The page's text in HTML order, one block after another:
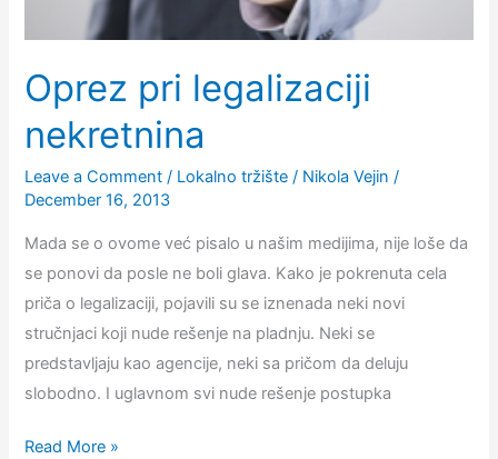
Oprez pri legalizaciji
nekretnina
Leave a Comment / Lokalno tržište / Nikola Vejin/
December 16, 2013
Mada se o ovome već pisalo u našim medijima, nije loše da
se ponovi da posle ne boli glava. Kako je pokrenuta cela
priča o legalizaciji, pojavili su se iznenada neki novi
stručnjaci koji nude rešenje na pladnju. Neki se
predstavljaju kao agencije, neki sa pričom da deluju
slobodno. I uglavnom svi nude rešenje postupka
Oprez
Read More »